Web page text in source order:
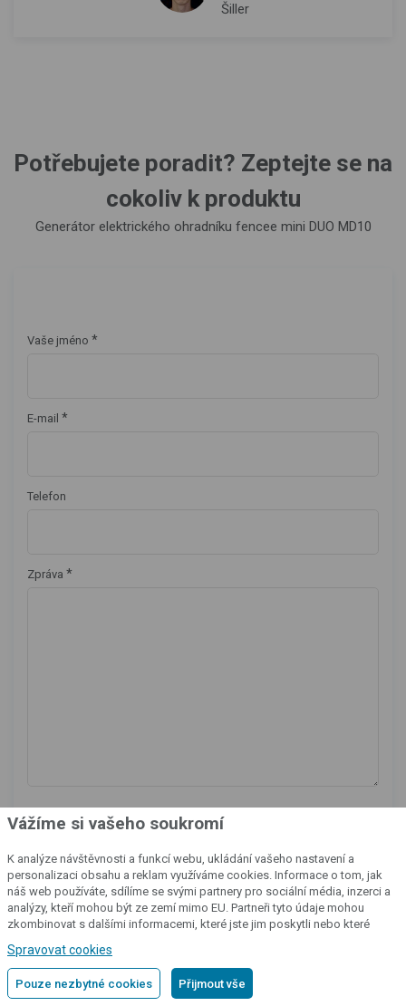
Šiller
Potřebujete poradit? Zeptejte se na
cokoliv k produktu
Generátor elektrického ohradníku fencee mini DUO MD10
Vaše jméno *
E-mail *
Telefon
Zpráva *
Více informací o tom, jak zpracováváme osobní údaje
Vážíme si vašeho soukromí
K analýze návštěvnosti a funkcí webu, ukládání vašeho nastavení a
personalizaci obsahu a reklam využíváme cookies. Informace o tom, jak
náš web používáte, sdílíme se svými partnery pro sociální média, inzerci a
analýzy, kteří mohou být ze zemí mimo EU. Partneři tyto údaje mohou
zkombinovat s dalšími informacemi, které jste jim poskytli nebo které
Spravovat cookies
Pouze nezbytné cookies Přijmout vše